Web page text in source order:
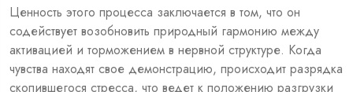
Ценность этого процесса заключается в том, что он
содействует возобновить природный гармонию между
активацией и торможением в нервной структуре. Когда
чувства находят свое демонстрацию, происходит разрядка
скопившегося стресса, что ведет к положению разгрузки